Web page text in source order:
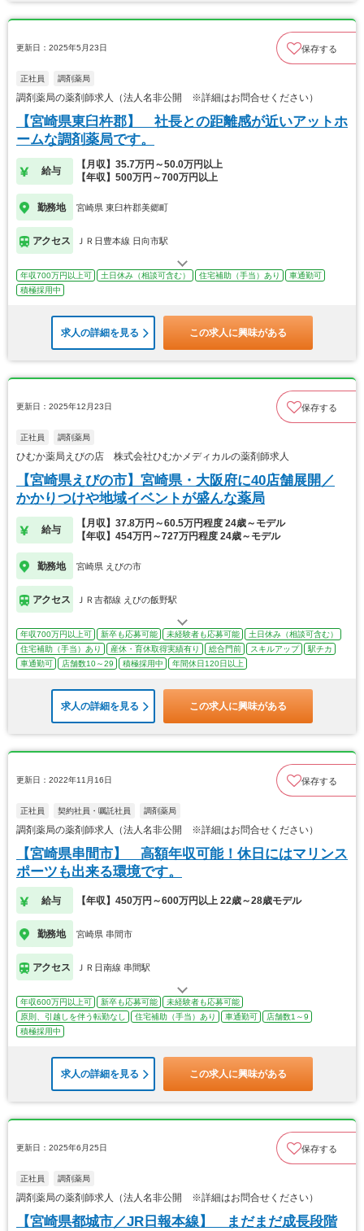
更新日：2025年5月23日 保存する
正社員 調剤薬局
調剤薬局の薬剤師求人（法人名非公開 ※詳細はお問合せください）
【宮崎県東臼杵郡】 社長との距離感が近いアットホ
ームな調剤薬局です。
給与
【月収】35.7万円～50.0万円以上
【年収】500万円～700万円以上
勤務地 宮崎県 東臼杵郡美郷町
アクセス ＪＲ日豊本線 日向市駅
年収700万円以上可 土日休み（相談可含む） 住宅補助（手当）あり
車通勤可
積極採用中
求人の詳細を見る この求人に興味がある
更新日：2025年12月23日 保存する
正社員 調剤薬局
ひむか薬局えびの店 株式会社ひむかメディカルの薬剤師求人
【宮崎県えびの市】宮崎県・大阪府に40店舗展開／
かかりつけや地域イベントが盛んな薬局
給与
【月収】37.8万円～60.5万円程度 24歳～モデル
【年収】454万円～727万円程度 24歳～モデル
勤務地 宮崎県 えびの市
アクセス ＪＲ吉都線 えびの飯野駅
年収700万円以上可 新卒も応募可能 未経験者も応募可能
土日休み（相談可含む）
住宅補助（手当）あり
産休・育休取得実績有り 総合門前 スキルアップ
駅チカ
車通勤可
店舗数10～29 積極採用中 年間休日120日以上
求人の詳細を見る この求人に興味がある
更新日：2022年11月16日 保存する
正社員 契約社員・嘱託社員 調剤薬局
調剤薬局の薬剤師求人（法人名非公開 ※詳細はお問合せください）
【宮崎県串間市】 高額年収可能！休日にはマリンス
ポーツも出来る環境です。
給与 【年収】450万円～600万円以上 22歳～28歳モデル
勤務地 宮崎県 串間市
アクセス ＪＲ日南線 串間駅
年収600万円以上可 新卒も応募可能
未経験者も応募可能
原則、引越しを伴う転勤なし
住宅補助（手当）あり 車通勤可
店舗数1～9
積極採用中
求人の詳細を見る この求人に興味がある
更新日：2025年6月25日 保存する
正社員 調剤薬局
調剤薬局の薬剤師求人（法人名非公開 ※詳細はお問合せください）
【宮崎県都城市／JR日報本線】 まだまだ成長段階